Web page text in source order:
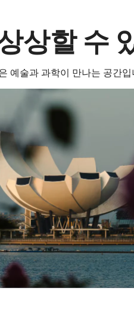
상할 수
예술과 과학이 만나는 공간